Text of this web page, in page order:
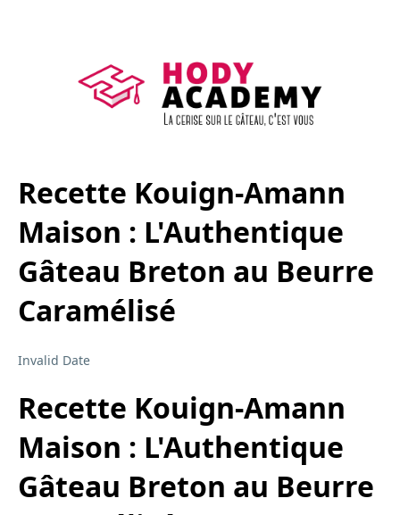
Recette Kouign-Amann
Maison : L'Authentique
Gâteau Breton au Beurre
Caramélisé
Invalid Date
Recette Kouign-Amann
Maison : L'Authentique
Gâteau Breton au Beurre